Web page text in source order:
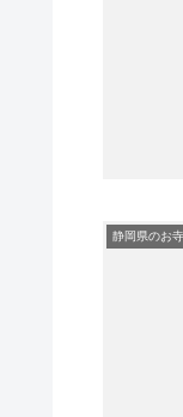
静岡県のお